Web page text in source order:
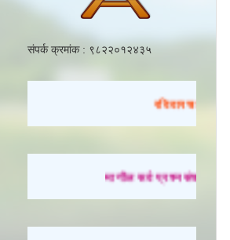
संपर्क क्रमांक : ९८२२०१२४३५
रविवारचा सराव
मागील सर्व प्रश्नसंच